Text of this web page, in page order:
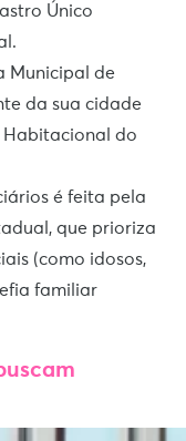
Único
Municipal de
da sua cidade
Habitacional do
é feita pela
que prioriza
(como idosos,
familiar